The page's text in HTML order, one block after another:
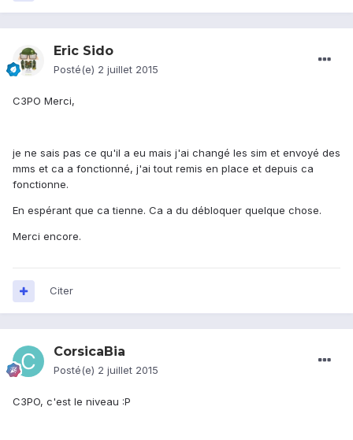
Eric Sido
Posté(e) 2 juillet 2015
C3PO Merci,
je ne sais pas ce qu'il a eu mais j'ai changé les sim et envoyé des
mms et ca a fonctionné, j'ai tout remis en place et depuis ca
fonctionne.
En espérant que ca tienne. Ca a du débloquer quelque chose.
Merci encore.
Citer
CorsicaBia
Posté(e) 2 juillet 2015
C3PO, c'est le niveau :P